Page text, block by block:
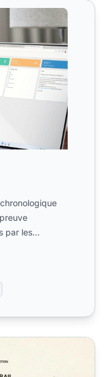
par les
logiciel d’affiliation